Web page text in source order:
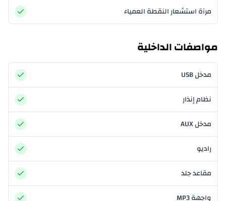
مرآة استشعار النقطة العمياء
مواصفات الداخلية
مدخل USB
نظام إنذار
مدخل AUX
راديو
مقاعد جلد
واجهة MP3